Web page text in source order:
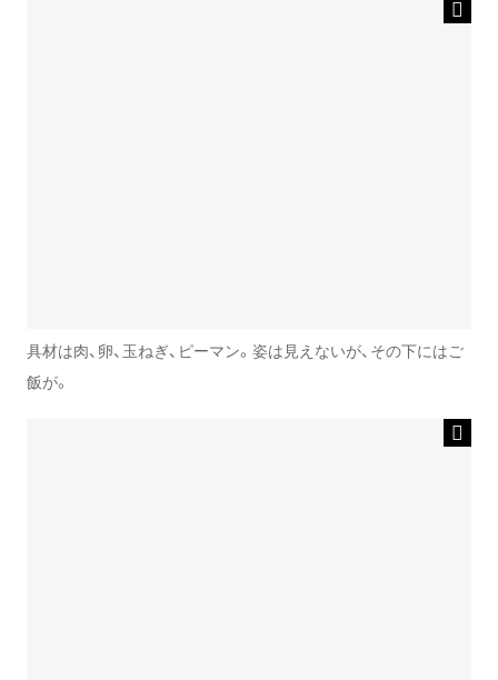
具材は肉、卵、玉ねぎ、ピーマン。姿は見えないが、その下にはご
飯が。